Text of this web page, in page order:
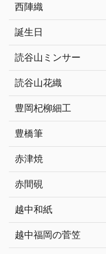
西陣織
誕生日
読谷山ミンサー
読谷山花織
豊岡杞柳細工
豊橋筆
赤津焼
赤間硯
越中和紙
越中福岡の菅笠